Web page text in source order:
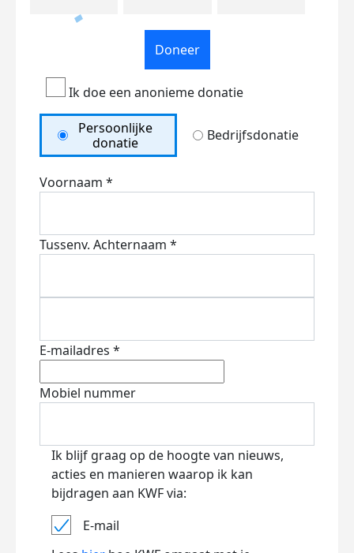
Doneer
Ik doe een anonieme donatie
Persoonlijke
donatie
Bedrijfsdonatie
Voornaam *
Tussenv. Achternaam *
E-mailadres *
Mobiel nummer
Ik blijf graag op de hoogte van nieuws,
acties en manieren waarop ik kan
bijdragen aan KWF via:
E-mail